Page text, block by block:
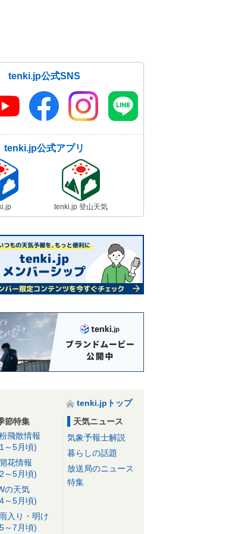
tenki.jp公式SNS
tenki.jp公式アプリ
tenki.jp 登山天気
tenki.jpトップ
節特集
飛散情報
～5月頃)
花情報
～5月頃)
の天気
～5月頃)
入り・明け
～7月頃)
天気ニュース
気象予報士解説
暮らしの話題
放送局のニュース
特集